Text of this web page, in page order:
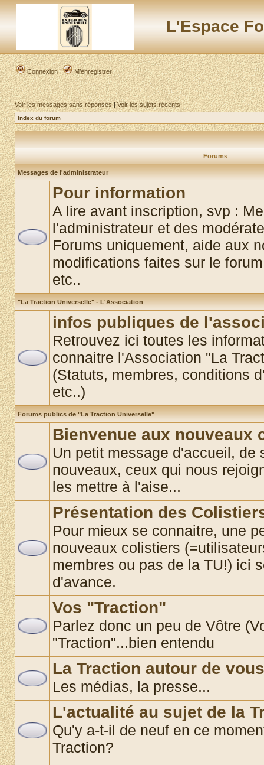
L'Espace
Connexion M’enregistrer
Voir les messages sans réponses|Voir les sujets récents
Index du forum
Forums
Messages de l'administrateur
Pour information
A lire avant inscription, svp :
l'administrateur et des
Forums uniquement, aide aux
modifications faites sur le
etc..
"La Traction Universelle" - L'Association
infos publiques de
Retrouvez ici toutes les
connaitre l'Association "La
(Statuts, membres, conditions
etc..)
Forums publics de "La Traction Universelle"
Bienvenue aux nouveaux
Un petit message d'accueil, de
nouveaux, ceux qui nous
les mettre à l'aise...
Présentation des
Pour mieux se connaitre, une
nouveaux colistiers
membres ou pas de la TU!) ici
d'avance.
Vos "Traction"
Parlez donc un peu de Vôtre
"Traction"...bien entendu
La Traction autour de vous
Les médias, la presse...
L'actualité au sujet de la
Qu'y a-t-il de neuf en ce
Traction?